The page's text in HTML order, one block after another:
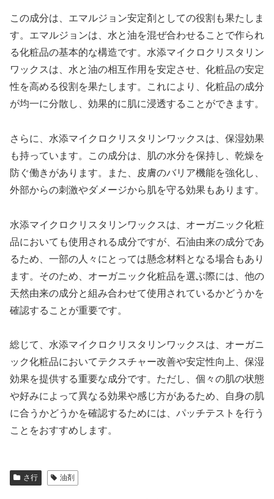
この成分は、エマルジョン安定剤としての役割も果たしま
す。エマルジョンは、水と油を混ぜ合わせることで作られ
る化粧品の基本的な構造です。水添マイクロクリスタリン
ワックスは、水と油の相互作用を安定させ、化粧品の安定
性を高める役割を果たします。これにより、化粧品の成分
が均一に分散し、効果的に肌に浸透することができます。
さらに、水添マイクロクリスタリンワックスは、保湿効果
も持っています。この成分は、肌の水分を保持し、乾燥を
防ぐ働きがあります。また、皮膚のバリア機能を強化し、
外部からの刺激やダメージから肌を守る効果もあります。
水添マイクロクリスタリンワックスは、オーガニック化粧
品においても使用される成分ですが、石油由来の成分であ
るため、一部の人々にとっては懸念材料となる場合もあり
ます。そのため、オーガニック化粧品を選ぶ際には、他の
天然由来の成分と組み合わせて使用されているかどうかを
確認することが重要です。
総じて、水添マイクロクリスタリンワックスは、オーガニ
ック化粧品においてテクスチャー改善や安定性向上、保湿
効果を提供する重要な成分です。ただし、個々の肌の状態
や好みによって異なる効果や感じ方があるため、自身の肌
に合うかどうかを確認するためには、パッチテストを行う
ことをおすすめします。
さ行 油剤